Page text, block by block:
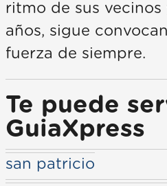
ritmo de sus vecinos
años, sigue
fuerza de siempre.
Te puede
GuiaXpress
san patricio